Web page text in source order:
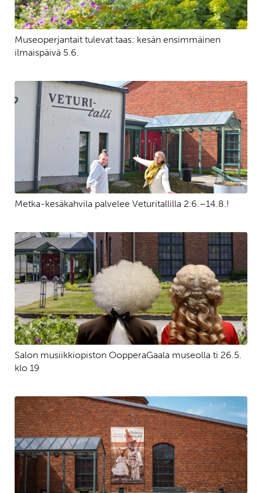
Museoperjantait tulevat taas: kesän ensimmäinen
ilmaispäivä 5.6.
Metka-kesäkahvila palvelee Veturitallilla 2.6.–14.8.!
Salon musiikkiopiston OopperaGaala museolla ti 26.5.
klo 19